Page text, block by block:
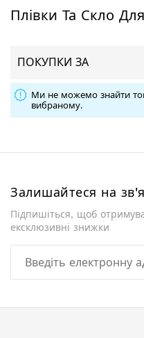
Плівки Та Скло
ПОКУПКИ ЗА
Ми не можемо знайти
вибраному.
Залишайтеся на
Підпишіться, щоб
ексклюзивні знижки